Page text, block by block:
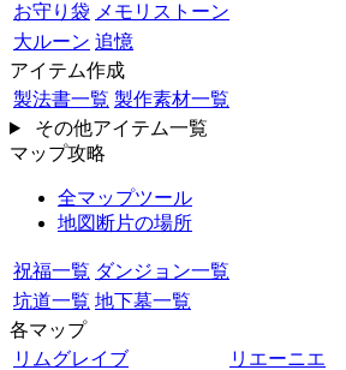
お守り袋 メモリストーン
大ルーン 追憶
アイテム作成
製法書一覧 製作素材一覧
その他アイテム一覧
マップ攻略
全マップツール
地図断片の場所
祝福一覧 ダンジョン一覧
坑道一覧 地下墓一覧
各マップ
リムグレイブ
リエーニエ